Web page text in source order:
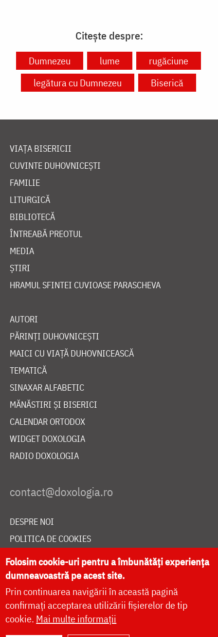
Citește despre:
Dumnezeu lume
rugăciune
legătura cu Dumnezeu
Biserică
VIAȚA BISERICII
CUVINTE DUHOVNICEȘTI
FAMILIE
LITURGICĂ
BIBLIOTECĂ
ÎNTREABĂ PREOTUL
MEDIA
ȘTIRI
HRAMUL SFINTEI CUVIOASE PARASCHEVA
AUTORI
PĂRINȚI DUHOVNICEȘTI
MAICI CU VIAȚĂ DUHOVNICEASCĂ
TEMATICĂ
SINAXAR ALFABETIC
MĂNĂSTIRI ȘI BISERICI
CALENDAR ORTODOX
WIDGET DOXOLOGIA
RADIO DOXOLOGIA
DESPRE NOI
POLITICA DE COOKIES
DONEAZĂ ONLINE PENTRU CATEDRALA NAȚIONALĂ
LIVE
Folosim cookie-uri pentru a îmbunătăți experiența
dumneavoastră pe acest site.
Prin continuarea navigării în această pagină
confirmați acceptarea utilizării fișierelor de tip
cookie. Mai multe informații